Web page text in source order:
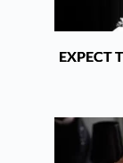
EXPECT